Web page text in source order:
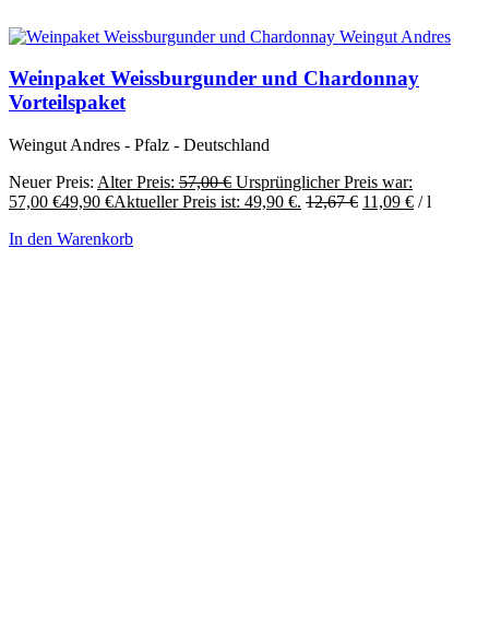
Weinpaket Weissburgunder und Chardonnay
Vorteilspaket
Weingut Andres - Pfalz - Deutschland
Neuer Preis: Alter Preis: 57,00€ Ursprünglicher Preis war:
57,00 €49,90 €Aktueller Preis ist: 49,90 €. 12,67€ 11,09 € /l
In den Warenkorb